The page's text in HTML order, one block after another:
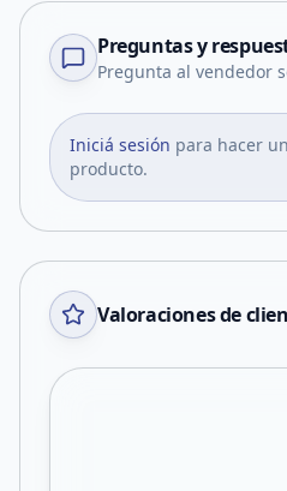
Preguntas y
Pregunta al vendedor
Iniciá sesión para hacer
producto.
Valoraciones de